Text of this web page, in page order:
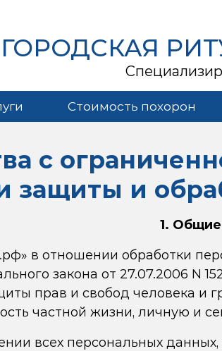
ГОРОДСКАЯ
Стоимость похорон
с
защиты и
1.
в отношении обработки
закона от 27.07.2006
прав и свобод человека и
частной жизни, личную и
всех персональных